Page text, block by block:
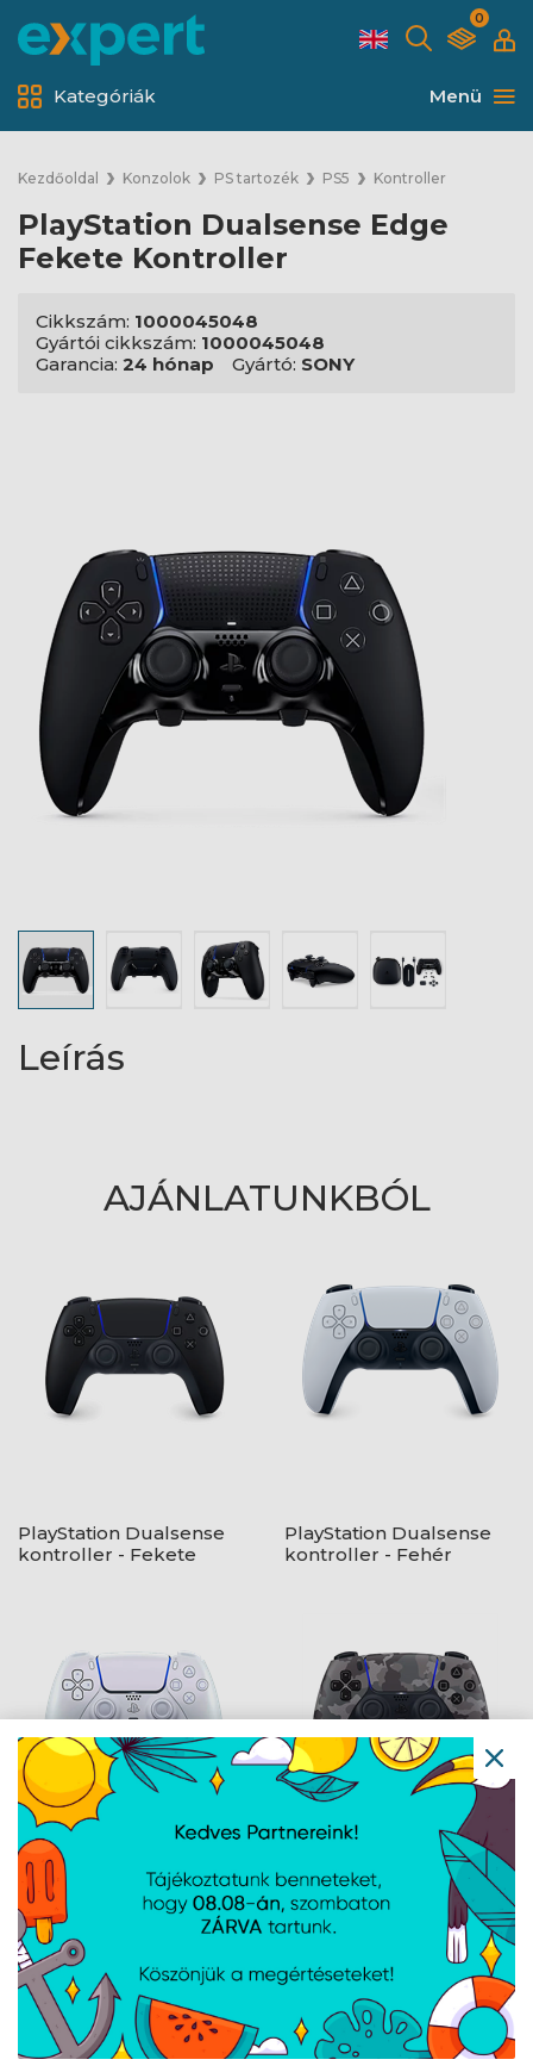
0
Menü
Kategóriák
Kezdőoldal Konzolok PS tartozék PS5 Kontroller
PlayStation Dualsense Edge
Fekete Kontroller
Cikkszám: 1000045048
Gyártói cikkszám: 1000045048
Garancia: 24 hónap Gyártó: SONY
Leírás
AJÁNLATUNKBÓL
PlayStation Dualsense
kontroller - Fekete
PlayStation Dualsense
kontroller - Fehér
PlayStation Dualsense
Pearl kontroller
PlayStation Dualsense
Grey Camo Kontroller
Navigáció